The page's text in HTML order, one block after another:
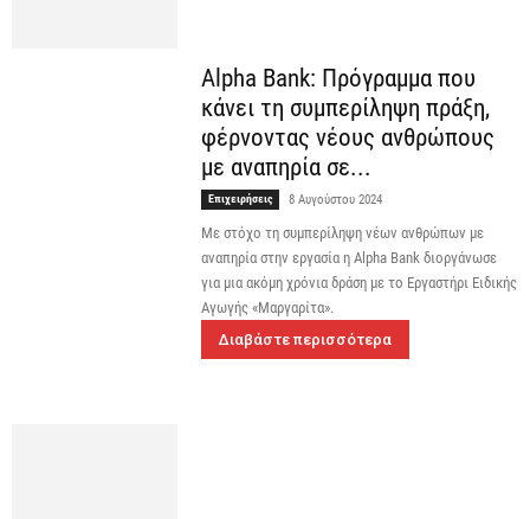
Alpha Bank: Πρόγραμμα που
κάνει τη συμπερίληψη πράξη,
φέρνοντας νέους ανθρώπους
με αναπηρία σε...
Επιχειρήσεις 8 Αυγούστου 2024
Με στόχο τη συμπερίληψη νέων ανθρώπων με
αναπηρία στην εργασία η Alpha Bank διοργάνωσε
για μια ακόμη χρόνια δράση με το Εργαστήρι Ειδικής
Αγωγής «Μαργαρίτα».
Διαβάστε περισσότερα